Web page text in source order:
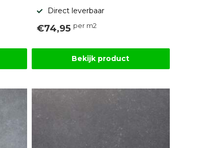
Direct leverbaar
€74,95 per m2
Bekijk product